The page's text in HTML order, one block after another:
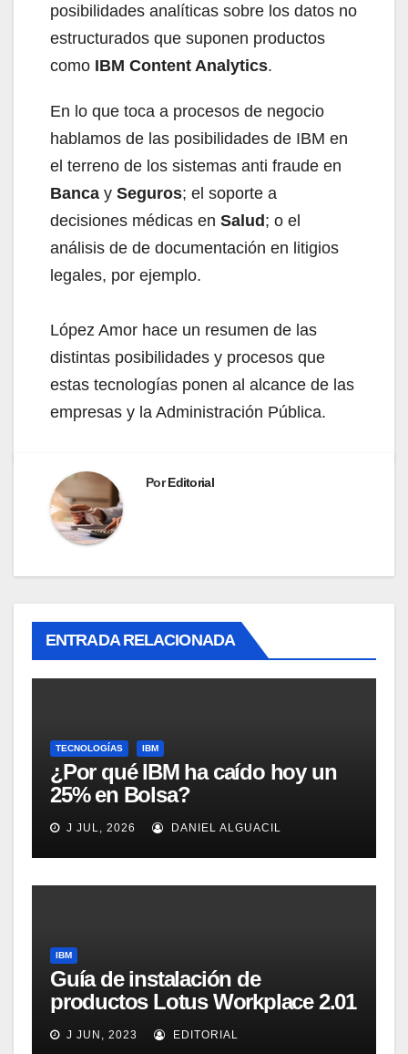
posibilidades analíticas sobre los datos no
estructurados que suponen productos
como IBM Content Analytics.
En lo que toca a procesos de negocio
hablamos de las posibilidades de IBM en
el terreno de los sistemas anti fraude en
Banca y Seguros; el soporte a
decisiones médicas en Salud; o el
análisis de de documentación en litigios
legales, por ejemplo.
López Amor hace un resumen de las
distintas posibilidades y procesos que
estas tecnologías ponen al alcance de las
empresas y la Administración Pública.
PorEditorial
ENTRADA RELACIONADA
TECNOLOGÍAS IBM
¿Por qué IBM ha caído hoy un
25% en Bolsa?
J JUL, 2026 DANIEL ALGUACIL
IBM
Guía de instalación de
productos Lotus Workplace 2.01
J JUN, 2023 EDITORIAL